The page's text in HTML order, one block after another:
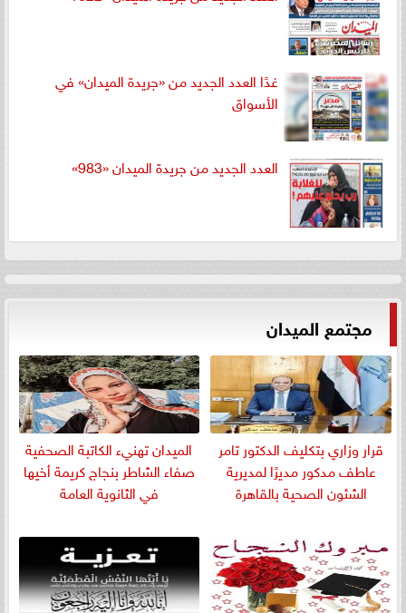
غدًا العدد الجديد من «جريدة الميدان» في
الأسواق
العدد الجديد من جريدة الميدان «983»
مجتمع الميدان
قرار وزاري بتكليف الدكتور تامر
عاطف مدكور مديرًا لمديرية
الشئون الصحية بالقاهرة
الميدان تهنيء الكاتبة الصحفية
صفاء الشاطر بنجاج كريمة أخيها
في الثانوية العامة